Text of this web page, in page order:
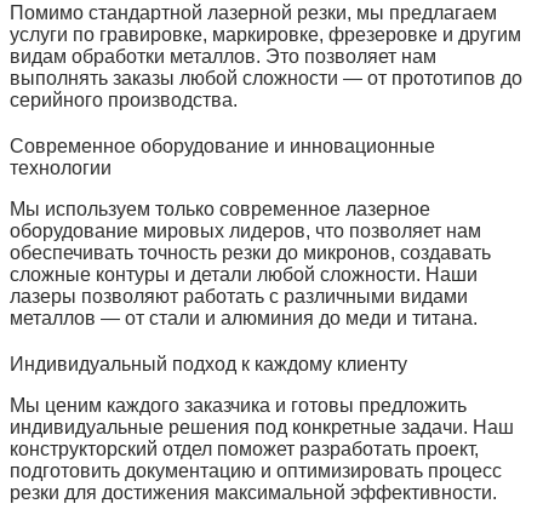
Помимо стандартной лазерной резки, мы предлагаем
услуги по гравировке, маркировке, фрезеровке и другим
видам обработки металлов. Это позволяет нам
выполнять заказы любой сложности — от прототипов до
серийного производства.
Современное оборудование и инновационные
технологии
Мы используем только современное лазерное
оборудование мировых лидеров, что позволяет нам
обеспечивать точность резки до микронов, создавать
сложные контуры и детали любой сложности. Наши
лазеры позволяют работать с различными видами
металлов — от стали и алюминия до меди и титана.
Индивидуальный подход к каждому клиенту
Мы ценим каждого заказчика и готовы предложить
индивидуальные решения под конкретные задачи. Наш
конструкторский отдел поможет разработать проект,
подготовить документацию и оптимизировать процесс
резки для достижения максимальной эффективности.